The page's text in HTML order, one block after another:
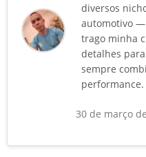
diversos
automotivo
trago minha
detalhes
sempre
performance.
30 de março